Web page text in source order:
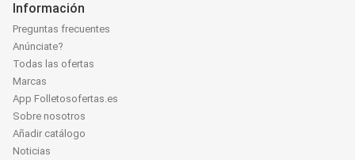
Información
Preguntas frecuentes
Anúnciate?
Todas las ofertas
Marcas
App Folletosofertas.es
Sobre nosotros
Añadir catálogo
Noticias